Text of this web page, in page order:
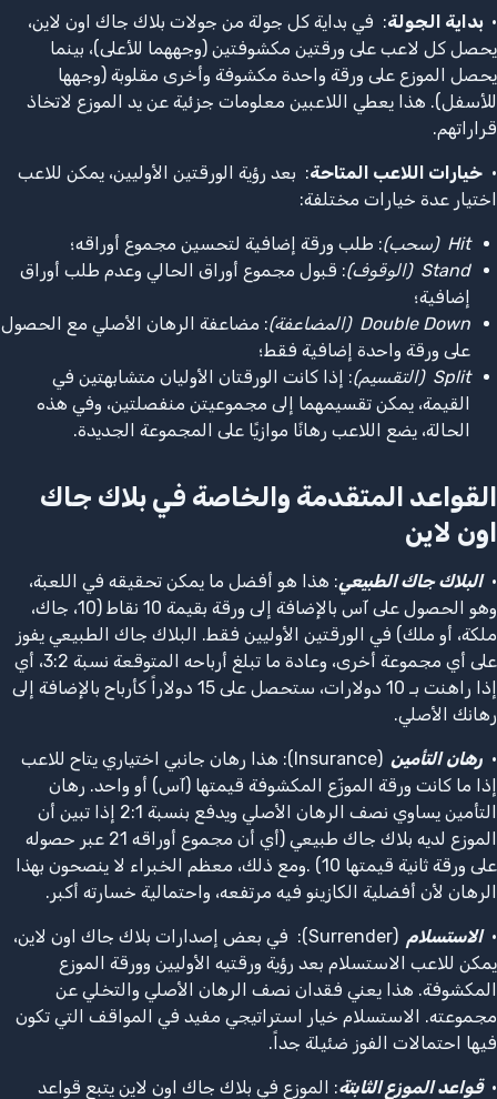
• بداية الجولة: في بداية كل جولة من جولات بلاك جاك اون لاين،
يحصل كل لاعب على ورقتين مكشوفتين (وجههما للأعلى)، بينما
يحصل الموزع على ورقة واحدة مكشوفة وأخرى مقلوبة (وجهها
للأسفل). هذا يعطي اللاعبين معلومات جزئية عن يد الموزع لاتخاذ
قراراتهم.
• خيارات اللاعب المتاحة: بعد رؤية الورقتين الأوليين، يمكن للاعب
اختيار عدة خيارات مختلفة:
Hit (سحب): طلب ورقة إضافية لتحسين مجموع أوراقه؛
Stand (الوقوف): قبول مجموع أوراق الحالي وعدم طلب أوراق
إضافية؛
Double Down (المضاعفة): مضاعفة الرهان الأصلي مع الحصول
على ورقة واحدة إضافية فقط؛
Split (التقسيم): إذا كانت الورقتان الأوليان متشابهتين في
القيمة، يمكن تقسيمهما إلى مجموعيتن منفصلتين، وفي هذه
الحالة، يضع اللاعب رهانًا موازيًا على المجموعة الجديدة.
القواعد المتقدمة والخاصة في بلاك جاك
اون لاين
•البلاك جاك الطبيعي: هذا هو أفضل ما يمكن تحقيقه في اللعبة،
وهو الحصول على آس بالإضافة إلى ورقة بقيمة 10 نقاط (10، جاك،
ملكة، أو ملك) في الورقتين الأوليين فقط. البلاك جاك الطبيعي يفوز
على أي مجموعة أخرى، وعادة ما تبلغ أرباحه المتوقعة نسبة 3:2، أي
إذا راهنت بـ 10 دولارات، ستحصل على 15 دولاراً كأرباح بالإضافة إلى
رهانك الأصلي.
• رهان التأمين
(Insurance): هذا رهان جانبي اختياري يتاح للاعب
إذا ما كانت ورقة الموزّع المكشوفة قيمتها (آس) أو واحد. رهان
التأمين يساوي نصف الرهان الأصلي ويدفع بنسبة 2:1 إذا تبين أن
الموزع لديه بلاك جاك طبيعي (أي أن مجموع أوراقه 21 عبر حصوله
على ورقة ثانية قيمتها 10) .ومع ذلك، معظم الخبراء لا ينصحون بهذا
الرهان لأن أفضلية الكازينو فيه مرتفعه، واحتمالية خسارته أكبر.
•الاستسلام
(Surrender): في بعض إصدارات بلاك جاك اون لاين،
يمكن للاعب الاستسلام بعد رؤية ورقتيه الأوليين وورقة الموزع
المكشوفة. هذا يعني فقدان نصف الرهان الأصلي والتخلي عن
مجموعته. الاستسلام خيار استراتيجي مفيد في المواقف التي تكون
فيها احتمالات الفوز ضئيلة جداً.
•قواعد الموزع الثابتة: الموزع في بلاك جاك اون لاين يتبع قواعد